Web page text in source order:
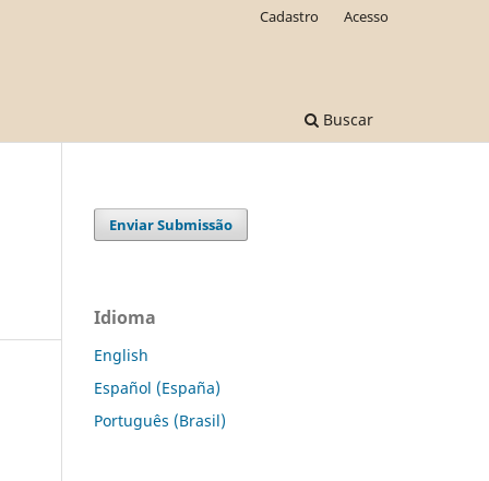
Buscar
Cadastro Acesso
Enviar Submissão
Idioma
English
Español (España)
Português (Brasil)